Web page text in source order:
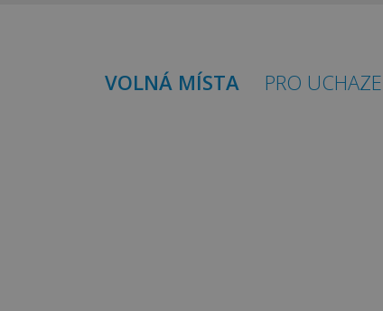
VOLNÁ MÍSTA PRO